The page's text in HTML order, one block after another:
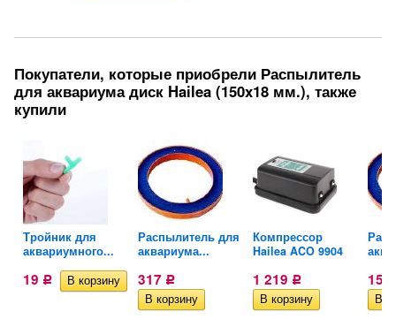
Покупатели, которые приобрели Распылитель
для аквариума диск Hailea (150x18 мм.), также
купили
Тройник для
аквариумного...
19 Р
Распылитель для
аквариума...
317 Р
Компрессор
Hailea ACO 9904
1 219 Р 159